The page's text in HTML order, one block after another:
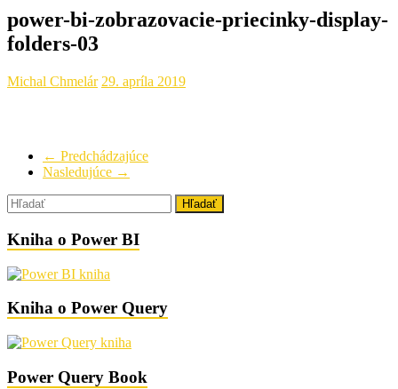
power-bi-zobrazovacie-priecinky-display-
folders-03
Michal Chmelár 29. apríla 2019
← Predchádzajúce
Nasledujúce →
Kniha o Power BI
Kniha o Power Query
Power Query Book